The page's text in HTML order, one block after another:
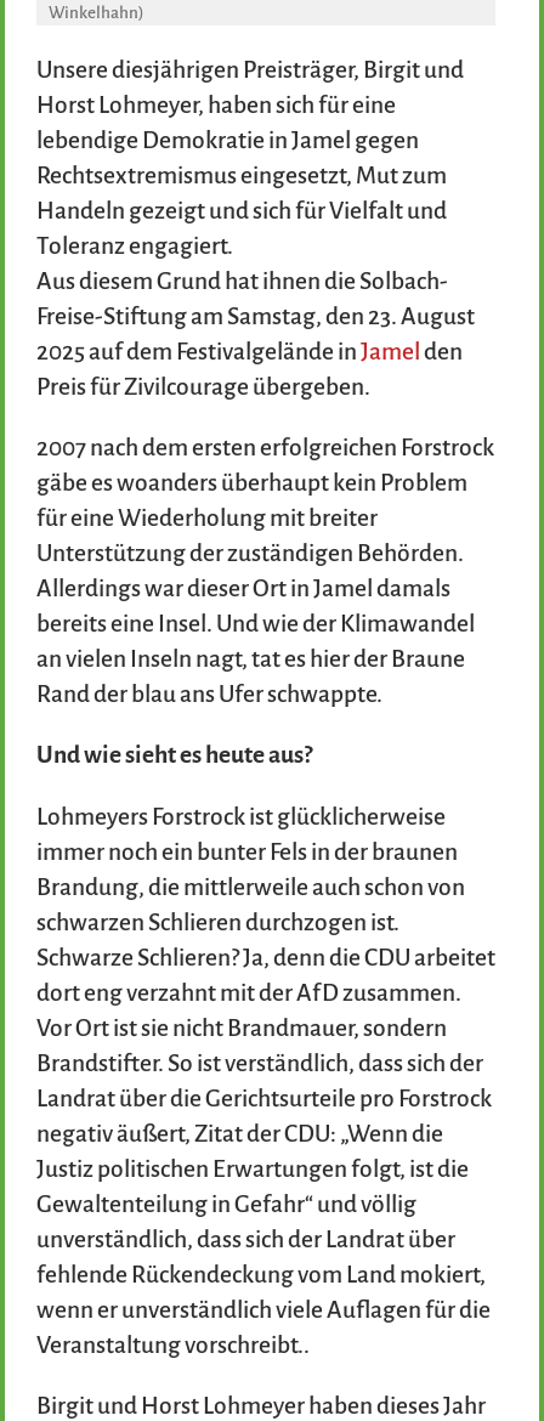
Winkelhahn)
Unsere diesjährigen Preisträger, Birgit und
Horst Lohmeyer, haben sich für eine
lebendige Demokratie in Jamel gegen
Rechtsextremismus eingesetzt, Mut zum
Handeln gezeigt und sich für Vielfalt und
Toleranz engagiert.
Aus diesem Grund hat ihnen die Solbach-
Freise-Stiftung am Samstag, den 23. August
2025 auf dem Festivalgelände inJamelden
Preis für Zivilcourage übergeben.
2007 nach dem ersten erfolgreichen Forstrock
gäbe es woanders überhaupt kein Problem
für eine Wiederholung mit breiter
Unterstützung der zuständigen Behörden.
Allerdings war dieser Ort in Jamel damals
bereits eine Insel. Und wie der Klimawandel
an vielen Inseln nagt, tat es hier der Braune
Rand der blau ans Ufer schwappte.
Und wie sieht es heute aus?
Lohmeyers Forstrock ist glücklicherweise
immer noch ein bunter Fels in der braunen
Brandung, die mittlerweile auch schon von
schwarzen Schlieren durchzogen ist.
Schwarze Schlieren? Ja, denn die CDU arbeitet
dort eng verzahnt mit der AfD zusammen.
Vor Ort ist sie nicht Brandmauer, sondern
Brandstifter. So ist verständlich, dass sich der
Landrat über die Gerichtsurteile pro Forstrock
negativ äußert, Zitat der CDU: „Wenn die
Justiz politischen Erwartungen folgt, ist die
Gewaltenteilung in Gefahr“ und völlig
unverständlich, dass sich der Landrat über
fehlende Rückendeckung vom Land mokiert,
wenn er unverständlich viele Auflagen für die
Veranstaltung vorschreibt..
Birgit und Horst Lohmeyer haben dieses Jahr